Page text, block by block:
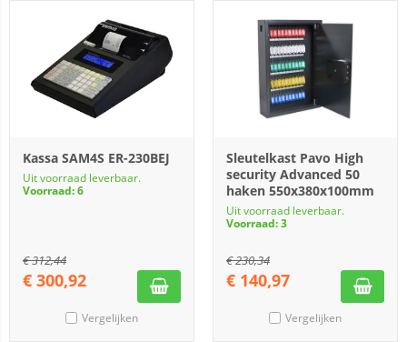
Kassa SAM4S ER-230BEJ
Uit voorraad leverbaar.
Voorraad: 6
€312,44
€ 300,92
Vergelijken
Sleutelkast Pavo High
security Advanced 50
haken 550x380x100mm
Uit voorraad leverbaar.
Voorraad: 3
€230,34
€ 140,97
Vergelijken